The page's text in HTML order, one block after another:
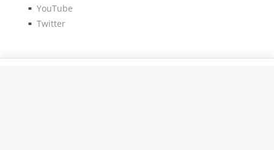
YouTube
Twitter